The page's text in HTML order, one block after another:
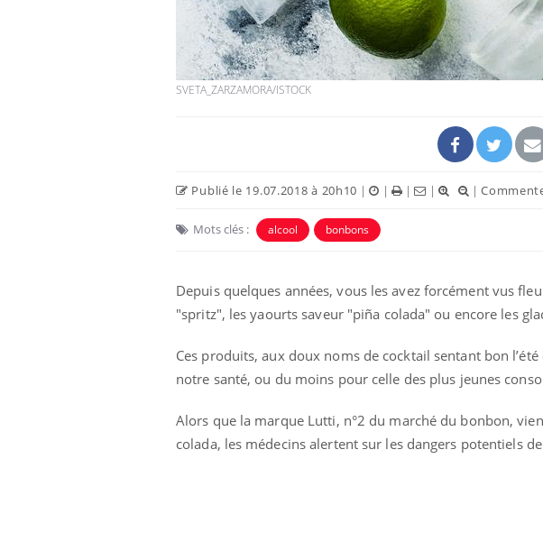
SVETA_ZARZAMORA/ISTOCK
Publié le 19.07.2018 à 20h10 | | | | |
Mots clés : alcool bonbons
Depuis quelques années, vous les avez forcément vus
"spritz", les yaourts saveur "piña colada" ou encore les
Ces produits, aux doux noms de cocktail sentant bon
notre santé, ou du moins pour celle des plus jeunes
Alors que la marque Lutti, n°2 du marché du bonbon,
colada, les médecins alertent sur les dangers potentiels
sommeil des enfants en
vacances ?
Bilan prévention : ce que
les kinés pourront
bientôt faire
enfin